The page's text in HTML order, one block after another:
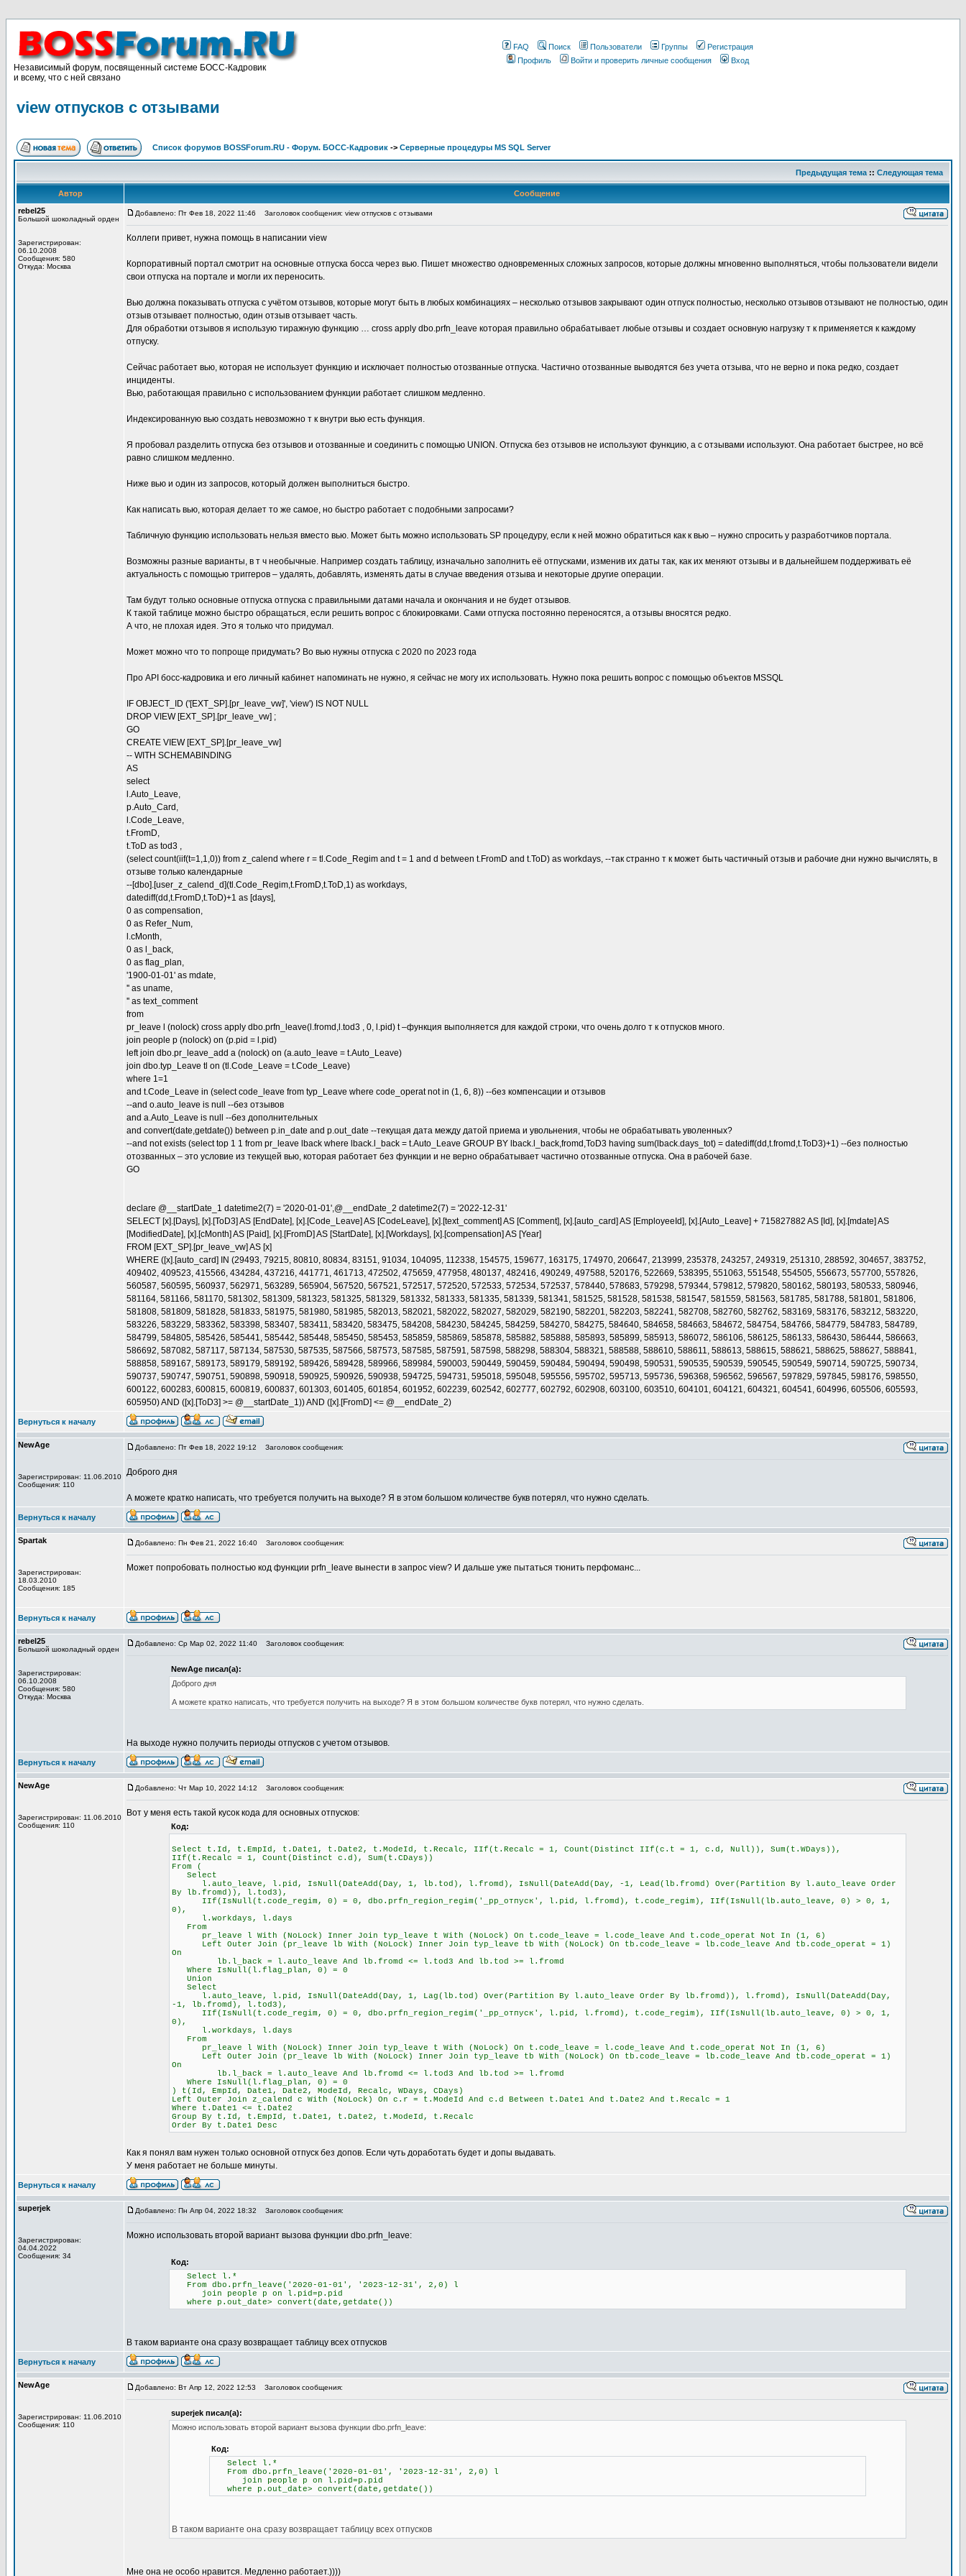
Независимый форум, посвященный системе БОСС-Кадровик
и всему, что с ней связано
FAQ Поиск Пользователи Группы
Регистрация
Профиль
Войти и проверить личные сообщения Вход
view отпусков с отзывами
Список форумов BOSSForum.RU - Форум. БОСС-Кадровик -> Серверные процедуры MS SQL Server
Предыдущая тема :: Следующая тема
Автор
Сообщение
rebel25
Большой шоколадный орден
Зарегистрирован:
06.10.2008
Сообщения: 580
Откуда: Москва
Добавлено: Пт Фев 18, 2022 11:46 Заголовок сообщения: view отпусков с отзывами
Коллеги привет, нужна помощь в написании view
Корпоративный портал смотрит на основные отпуска босса через вью. Пишет множество одновременных сложных запросов, которые должны мгновенно выполняться, чтобы пользователи видели
свои отпуска на портале и могли их переносить.
Вью должна показывать отпуска с учётом отзывов, которые могут быть в любых комбинациях – несколько отзывов закрывают один отпуск полностью, несколько отзывов отзывают не полностью, один
отзыв отзывает полностью, один отзыв отзывает часть.
Для обработки отзывов я использую тиражную функцию … cross apply dbo.prfn_leave которая правильно обрабатывает любые отзывы и создает основную нагрузку т к применяется к каждому
отпуску.
Сейчас работает вью, которая не использует функцию и исключает полностью отозванные отпуска. Частично отозванные выводятся без учета отзыва, что не верно и пока редко, создает
инциденты.
Вью, работающая правильно с использованием функции работает слишком медленно.
Индексированную вью создать невозможно т к внутри вью есть функция.
Я пробовал разделить отпуска без отзывов и отозванные и соединить с помощью UNION. Отпуска без отзывов не используют функцию, а с отзывами используют. Она работает быстрее, но всё
равно слишком медленно.
Ниже вью и один из запросов, который должен выполниться быстро.
Как написать вью, которая делает то же самое, но быстро работает с подобными запросами?
Табличную функцию использовать нельзя вместо вью. Может быть можно использовать SP процедуру, если к ней можно обратиться как к вью – нужно спросить у разработчиков портала.
Возможны разные варианты, в т ч необычные. Например создать таблицу, изначально заполнить её отпусками, изменив их даты так, как их меняют отзывы и в дальнейшем поддерживать её
актуальность с помощью триггеров – удалять, добавлять, изменять даты в случае введения отзыва и некоторые другие операции.
Там будут только основные отпуска отпуска с правильными датами начала и окончания и не будет отзывов.
К такой таблице можно быстро обращаться, если решить вопрос с блокировками. Сами отпуска постоянно переносятся, а отзывы вносятся редко.
А что, не плохая идея. Это я только что придумал.
Может можно что то попроще придумать? Во вью нужны отпуска с 2020 по 2023 года
Про API босс-кадровика и его личный кабинет напоминать не нужно, я сейчас не могу их использовать. Нужно пока решить вопрос с помощью объектов MSSQL
IF OBJECT_ID ('[EXT_SP].[pr_leave_vw]', 'view') IS NOT NULL
DROP VIEW [EXT_SP].[pr_leave_vw] ;
GO
CREATE VIEW [EXT_SP].[pr_leave_vw]
-- WITH SCHEMABINDING
AS
select
l.Auto_Leave,
p.Auto_Card,
l.Code_Leave,
t.FromD,
t.ToD as tod3 ,
(select count(iif(t=1,1,0)) from z_calend where r = tl.Code_Regim and t = 1 and d between t.FromD and t.ToD) as workdays, --так странно т к может быть частичный отзыв и рабочие дни нужно вычислять, в
отзыве только календарные
--[dbo].[user_z_calend_d](tl.Code_Regim,t.FromD,t.ToD,1) as workdays,
datediff(dd,t.FromD,t.ToD)+1 as [days],
0 as compensation,
0 as Refer_Num,
l.cMonth,
0 as l_back,
0 as flag_plan,
'1900-01-01' as mdate,
'' as uname,
'' as text_comment
from
pr_leave l (nolock) cross apply dbo.prfn_leave(l.fromd,l.tod3 , 0, l.pid) t –функция выполняется для каждой строки, что очень долго т к отпусков много.
join people p (nolock) on (p.pid = l.pid)
left join dbo.pr_leave_add a (nolock) on (a.auto_leave = t.Auto_Leave)
join dbo.typ_Leave tl on (tl.Code_Leave = t.Code_Leave)
where 1=1
and t.Code_Leave in (select code_leave from typ_Leave where code_operat not in (1, 6, 8)) --без компенсации и отзывов
--and o.auto_leave is null --без отзывов
and a.Auto_Leave is null --без дополнительных
and convert(date,getdate()) between p.in_date and p.out_date --текущая дата между датой приема и увольнения, чтобы не обрабатывать уволенных?
--and not exists (select top 1 1 from pr_leave lback where lback.l_back = t.Auto_Leave GROUP BY lback.l_back,fromd,ToD3 having sum(lback.days_tot) = datediff(dd,t.fromd,t.ToD3)+1) --без полностью
отозванных – это условие из текущей вью, которая работает без функции и не верно обрабатывает частично отозванные отпуска. Она в рабочей базе.
GO
declare @__startDate_1 datetime2(7) = '2020-01-01',@__endDate_2 datetime2(7) = '2022-12-31'
SELECT [x].[Days], [x].[ToD3] AS [EndDate], [x].[Code_Leave] AS [CodeLeave], [x].[text_comment] AS [Comment], [x].[auto_card] AS [EmployeeId], [x].[Auto_Leave] + 715827882 AS [Id], [x].[mdate] AS
[ModifiedDate], [x].[cMonth] AS [Paid], [x].[FromD] AS [StartDate], [x].[Workdays], [x].[compensation] AS [Year]
FROM [EXT_SP].[pr_leave_vw] AS [x]
WHERE ([x].[auto_card] IN (29493, 79215, 80810, 80834, 83151, 91034, 104095, 112338, 154575, 159677, 163175, 174970, 206647, 213999, 235378, 243257, 249319, 251310, 288592, 304657, 383752,
409402, 409523, 415566, 434284, 437216, 441771, 461713, 472502, 475659, 477958, 480137, 482416, 490249, 497588, 520176, 522669, 538395, 551063, 551548, 554505, 556673, 557700, 557826,
560587, 560595, 560937, 562971, 563289, 565904, 567520, 567521, 572517, 572520, 572533, 572534, 572537, 578440, 578683, 579298, 579344, 579812, 579820, 580162, 580193, 580533, 580946,
581164, 581166, 581170, 581302, 581309, 581323, 581325, 581329, 581332, 581333, 581335, 581339, 581341, 581525, 581528, 581538, 581547, 581559, 581563, 581785, 581788, 581801, 581806,
581808, 581809, 581828, 581833, 581975, 581980, 581985, 582013, 582021, 582022, 582027, 582029, 582190, 582201, 582203, 582241, 582708, 582760, 582762, 583169, 583176, 583212, 583220,
583226, 583229, 583362, 583398, 583407, 583411, 583420, 583475, 584208, 584230, 584245, 584259, 584270, 584275, 584640, 584658, 584663, 584672, 584754, 584766, 584779, 584783, 584789,
584799, 584805, 585426, 585441, 585442, 585448, 585450, 585453, 585859, 585869, 585878, 585882, 585888, 585893, 585899, 585913, 586072, 586106, 586125, 586133, 586430, 586444, 586663,
586692, 587082, 587117, 587134, 587530, 587535, 587566, 587573, 587585, 587591, 587598, 588298, 588304, 588321, 588588, 588610, 588611, 588613, 588615, 588621, 588625, 588627, 588841,
588858, 589167, 589173, 589179, 589192, 589426, 589428, 589966, 589984, 590003, 590449, 590459, 590484, 590494, 590498, 590531, 590535, 590539, 590545, 590549, 590714, 590725, 590734,
590737, 590747, 590751, 590898, 590918, 590925, 590926, 590938, 594725, 594731, 595018, 595048, 595556, 595702, 595713, 595736, 596368, 596562, 596567, 597829, 597845, 598176, 598550,
600122, 600283, 600815, 600819, 600837, 601303, 601405, 601854, 601952, 602239, 602542, 602777, 602792, 602908, 603100, 603510, 604101, 604121, 604321, 604541, 604996, 605506, 605593,
605950) AND ([x].[ToD3] >= @__startDate_1)) AND ([x].[FromD] <= @__endDate_2)
Вернуться к началу
NewAge
Зарегистрирован: 11.06.2010
Сообщения: 110
Добавлено: Пт Фев 18, 2022 19:12 Заголовок сообщения:
Доброго дня
А можете кратко написать, что требуется получить на выходе? Я в этом большом количестве букв потерял, что нужно сделать.
Вернуться к началу
Spartak
Зарегистрирован:
18.03.2010
Сообщения: 185
Добавлено: Пн Фев 21, 2022 16:40 Заголовок сообщения:
Может попробовать полностью код функции prfn_leave вынести в запрос view? И дальше уже пытаться тюнить перфоманс...
Вернуться к началу
rebel25
Большой шоколадный орден
Зарегистрирован:
06.10.2008
Сообщения: 580
Откуда: Москва
Добавлено: Ср Мар 02, 2022 11:40 Заголовок сообщения:
NewAge писал(а):
Доброго дня
А можете кратко написать, что требуется получить на выходе? Я в этом большом количестве букв потерял, что нужно сделать.
На выходе нужно получить периоды отпусков с учетом отзывов.
Вернуться к началу
NewAge
Зарегистрирован: 11.06.2010
Сообщения: 110
Добавлено: Чт Мар 10, 2022 14:12 Заголовок сообщения:
Вот у меня есть такой кусок кода для основных отпусков:
Код:
Select t.Id, t.EmpId, t.Date1, t.Date2, t.ModeId, t.Recalc, IIf(t.Recalc = 1, Count(Distinct IIf(c.t = 1, c.d, Null)), Sum(t.WDays)),
IIf(t.Recalc = 1, Count(Distinct c.d), Sum(t.CDays))
From (
Select
l.auto_leave, l.pid, IsNull(DateAdd(Day, 1, lb.tod), l.fromd), IsNull(DateAdd(Day, -1, Lead(lb.fromd) Over(Partition By l.auto_leave Order
By lb.fromd)), l.tod3),
IIf(IsNull(t.code_regim, 0) = 0, dbo.prfn_region_regim('_рр_отпуск', l.pid, l.fromd), t.code_regim), IIf(IsNull(lb.auto_leave, 0) > 0, 1,
0),
l.workdays, l.days
From
pr_leave l With (NoLock) Inner Join typ_leave t With (NoLock) On t.code_leave = l.code_leave And t.code_operat Not In (1, 6)
Left Outer Join (pr_leave lb With (NoLock) Inner Join typ_leave tb With (NoLock) On tb.code_leave = lb.code_leave And tb.code_operat = 1)
On
lb.l_back = l.auto_leave And lb.fromd <= l.tod3 And lb.tod >= l.fromd
Where IsNull(l.flag_plan, 0) = 0
Union
Select
l.auto_leave, l.pid, IsNull(DateAdd(Day, 1, Lag(lb.tod) Over(Partition By l.auto_leave Order By lb.fromd)), l.fromd), IsNull(DateAdd(Day,
-1, lb.fromd), l.tod3),
IIf(IsNull(t.code_regim, 0) = 0, dbo.prfn_region_regim('_рр_отпуск', l.pid, l.fromd), t.code_regim), IIf(IsNull(lb.auto_leave, 0) > 0, 1,
0),
l.workdays, l.days
From
pr_leave l With (NoLock) Inner Join typ_leave t With (NoLock) On t.code_leave = l.code_leave And t.code_operat Not In (1, 6)
Left Outer Join (pr_leave lb With (NoLock) Inner Join typ_leave tb With (NoLock) On tb.code_leave = lb.code_leave And tb.code_operat = 1)
On
lb.l_back = l.auto_leave And lb.fromd <= l.tod3 And lb.tod >= l.fromd
Where IsNull(l.flag_plan, 0) = 0
) t(Id, EmpId, Date1, Date2, ModeId, Recalc, WDays, CDays)
Left Outer Join z_calend c With (NoLock) On c.r = t.ModeId And c.d Between t.Date1 And t.Date2 And t.Recalc = 1
Where t.Date1 <= t.Date2
Group By t.Id, t.EmpId, t.Date1, t.Date2, t.ModeId, t.Recalc
Order By t.Date1 Desc
Как я понял вам нужен только основной отпуск без допов. Если чуть доработать будет и допы выдавать.
У меня работает не больше минуты.
Вернуться к началу
superjek
Зарегистрирован:
04.04.2022
Сообщения: 34
Добавлено: Пн Апр 04, 2022 18:32 Заголовок сообщения:
Можно использовать второй вариант вызова функции dbo.prfn_leave:
Код:
Select l.*
From dbo.prfn_leave('2020-01-01', '2023-12-31', 2,0) l
join people p on l.pid=p.pid
where p.out_date> convert(date,getdate())
В таком варианте она сразу возвращает таблицу всех отпусков
Вернуться к началу
NewAge
Зарегистрирован: 11.06.2010
Сообщения: 110
Добавлено: Вт Апр 12, 2022 12:53 Заголовок сообщения:
superjek писал(а):
Можно использовать второй вариант вызова функции dbo.prfn_leave:
Код:
Select l.*
From dbo.prfn_leave('2020-01-01', '2023-12-31', 2,0) l
join people p on l.pid=p.pid
where p.out_date> convert(date,getdate())
В таком варианте она сразу возвращает таблицу всех отпусков
Мне она не особо нравится. Медленно работает.))))